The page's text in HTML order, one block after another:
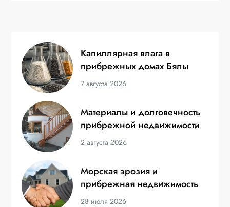
Капиллярная влага в
прибрежных домах Бялы
7 августа 2026
Материалы и долговечность
прибрежной недвижимости
2 августа 2026
Морская эрозия и
прибрежная недвижимость
28 июля 2026